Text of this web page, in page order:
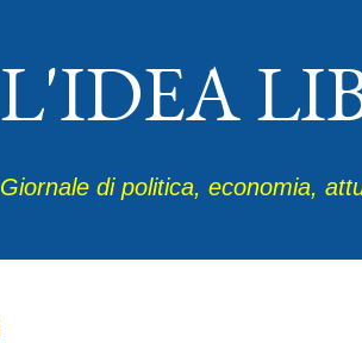
L'IDEA
Giornale di politica, economia,